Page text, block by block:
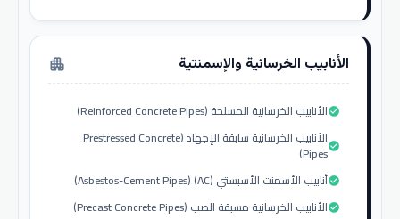
الأنابيب الخرسانية والإسمنتية apartment
الأنابيب الخرسانية المسلحة (Reinforced Concrete Pipes)check_circle
الأنابيب الخرسانية سابقة الإجهاد (Prestressed Concrete
Pipes)check_circle
أنابيب الأسمنت الأسبستي (AC) (Asbestos-Cement Pipes)check_circle
الأنابيب الخرسانية مسبقة الصب (Precast Concrete Pipes)check_circle